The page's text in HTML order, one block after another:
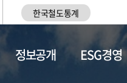
한국철도통계
정보공개 ESG경영